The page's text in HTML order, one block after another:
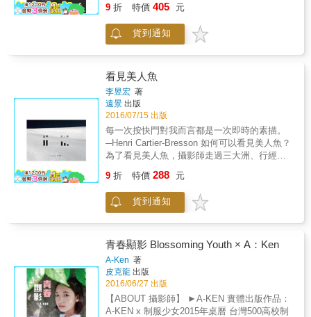
做出自己的風格。而這一切最終只為讓你實實
渴望的影像。
到的問題、注意事項以及拍攝技巧進行了詳細
講解，供讀者在拍攝時參考，是學習攝影實拍
技巧的必備書籍。 本書共分為9章，配合精美
景、瀑布、雪景、雲彩、樹木、葉子、梯田、
草原、日出日落、花卉、微距、寵物、野生動
物、鳥類、建築、夜景、靜物等常見的20餘個
拍攝題材進行了全面和深入的剖析，總結出
258 個常見且實用的拍攝技巧。讀者通過本書
的學習，可快速提升自身的攝影水準，並通過
不斷的練習，將這些技巧牢記於心，在今後的
拍攝過程中靈活運用，創作出高水準的攝影作
品。 全書語言簡潔，圖示豐富、精美，即使是
書在較短的時間內掌握攝影技能，拍攝出令人
滿意的攝影作品。 本書特點 以20多種主題分門
別類的教導，包涵許多專業攝影師秘招。市面
上招式最多，涵蓋範圍最廣的書。
9 折 特價 405 元
貨到通知
看見美人魚
李昱宏 著
遠景 出版
2016/07/15 出版
每一次按快門對我而言都是一次即時的素描。
─Henri Cartier-Bresson 如何可以看見美人魚？
為了看見美人魚，攝影師走過三大洲、行經無
也不動，時間卻開始綿延， 流動著一則故事、
一段回憶、一些情緒、一段關係&hellip;&hellip;
那一個瞬間，就是我的決定性瞬間。 身為攝影
（攝影者的凝視）， 同時也藉由作品展現其攝
影哲學與美學（觀者的凝視）。 當你真的進入
瀕死之際，美人魚才會現身救你，因此你最終
看見了。
9 折 特價 288 元
貨到通知
青春顯影 Blossoming Youth × A：Ken
A-Ken 著
皮克龍 出版
2016/06/27 出版
【ABOUT 攝影師】 ►A-KEN 實體出版作品：
A-KEN x 制服少女2015年桌曆 台灣500高校制